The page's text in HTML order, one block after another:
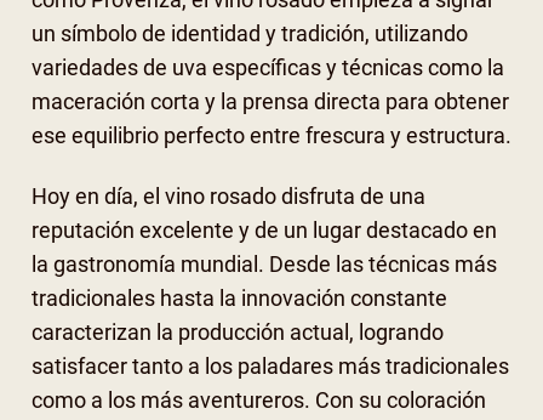
un símbolo de identidad y tradición, utilizando
variedades de uva específicas y técnicas como la
maceración corta y la prensa directa para obtener
ese equilibrio perfecto entre frescura y estructura.
Hoy en día, el vino rosado disfruta de una
reputación excelente y de un lugar destacado en
la gastronomía mundial. Desde las técnicas más
tradicionales hasta la innovación constante
caracterizan la producción actual, logrando
satisfacer tanto a los paladares más tradicionales
como a los más aventureros. Con su coloración